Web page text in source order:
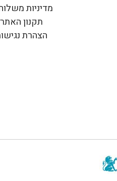
מדיניות
תקנון האתר
הצהרת